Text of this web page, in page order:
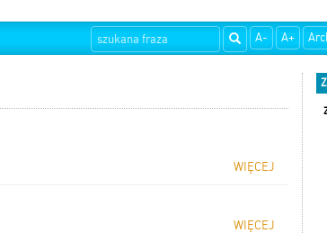
A- A+
WIĘCEJ
WIĘCEJ